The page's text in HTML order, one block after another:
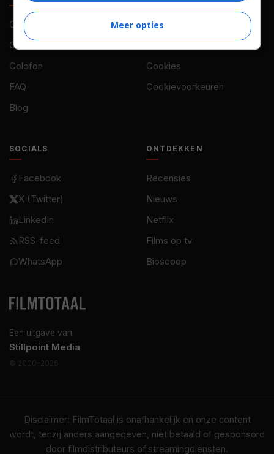
Een uitgave van
Stillpoint Media
© 2000–2026
Contact
Over ons
Colofon
FAQ
Blog
Privacy
Cookies
Cookievoorkeuren
SOCIALS
Facebook
X (Twitter)
LinkedIn
RSS-feed
WhatsApp
ONTDEKKEN
Recensies
Nieuws
Netflix
Films op tv
Bioscoop
Disclaimer: FilmTotaal is onafhankelijk en onze content
wordt, tenzij anders aangegeven, niet betaald of gesponsord
door filmdistributeurs of streamingdiensten.
Meer opties